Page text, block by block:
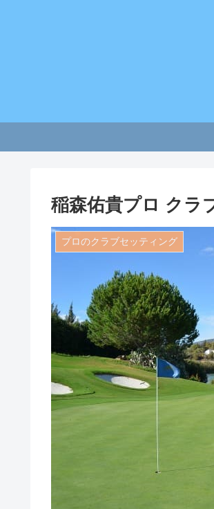
稲森佑貴プロ クラ
プロのクラブセッティング